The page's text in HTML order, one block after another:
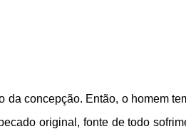
da concepção. Então, o homem
original, fonte de todo